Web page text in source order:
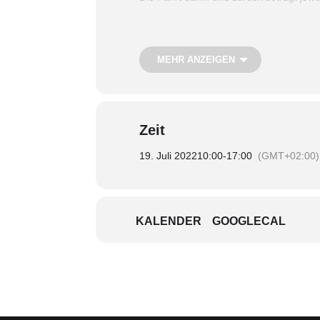
nur mit Anmeldung
MEHR ANZEIGEN
Zeit
19. Juli 202210:00-17:00 (GMT+02:00)
KALENDER GOOGLECAL